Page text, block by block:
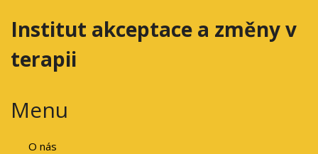
Institut akceptace a změny v
terapii
Menu
O nás